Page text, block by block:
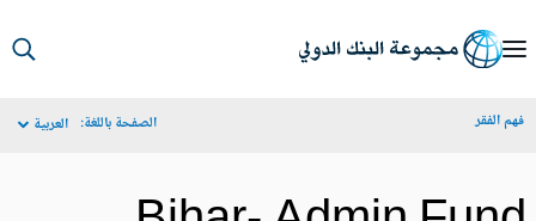
الفقر الصفحة باللغة: العربية